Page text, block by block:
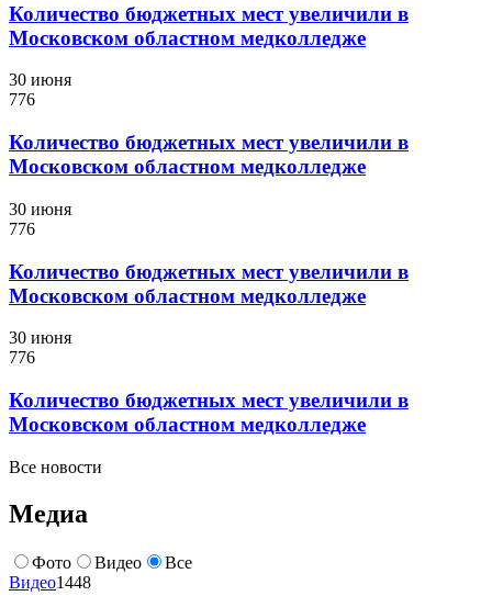
Количество бюджетных мест увеличили в
Московском областном медколледже
30 июня
776
Количество бюджетных мест увеличили в
Московском областном медколледже
30 июня
776
Количество бюджетных мест увеличили в
Московском областном медколледже
30 июня
776
Количество бюджетных мест увеличили в
Московском областном медколледже
Все новости
Медиа
Фото Видео
Все
Видео1448